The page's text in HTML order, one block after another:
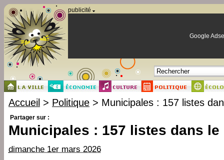
publicité
Google
Accueil > Politique > Municipales : 157 listes
Partager sur :
Municipales : 157 listes dans le
dimanche 1er mars 2026
Panneau de gestion des cookies